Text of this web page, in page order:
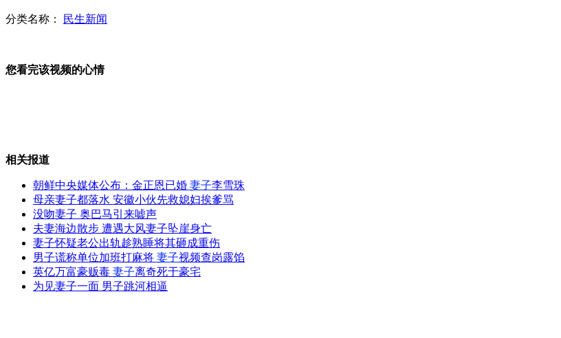
实拍:丈夫因为怕老婆跳河
哈文再任央视2013春晚总导演
分类名称： 民生新闻
您看完该视频的心情
相关报道
朝鲜中央媒体公布：金正恩已婚 妻子李雪珠
母亲妻子都落水 安徽小伙先救媳妇挨爹骂
没吻妻子 奥巴马引来嘘声
夫妻海边散步 遭遇大风妻子坠崖身亡
妻子怀疑老公出轨趁熟睡将其砸成重伤
男子谎称单位加班打麻将 妻子视频查岗露馅
英亿万富豪贩毒 妻子离奇死于豪宅
为见妻子一面 男子跳河相逼